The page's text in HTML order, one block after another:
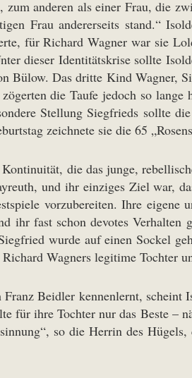
anderen als einer Frau, die
Frau andererseits stand.“
für Richard Wagner war sie
dieser Identitätskrise sollte
Bülow. Das dritte Kind Wagner,
die Taufe jedoch so
Stellung Siegfrieds sollte
zeichnete sie die 65
die das junge,
und ihr einziges Ziel war,
vorzubereiten. Ihre
fast schon devotes Verhalten
wurde auf einen Sockel
Wagners legitime Tochter
Beidler kennenlernt,
für ihre Tochter nur das Beste
so die Herrin des